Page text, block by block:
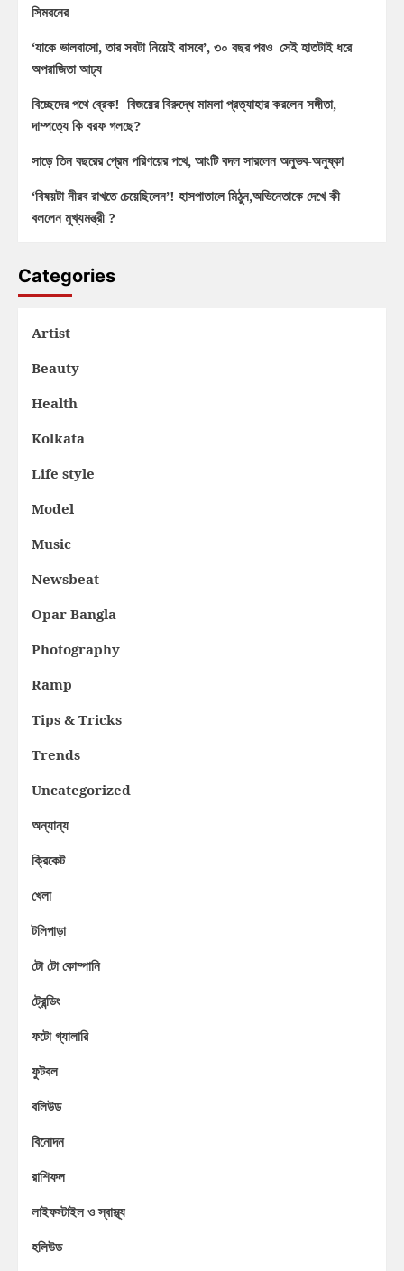
সিমরনের
‘যাকে ভালবাসো, তার সবটা নিয়েই বাসবে’, ৩০ বছর পরও সেই হাতটাই ধরে
অপরাজিতা আঢ্য
বিচ্ছেদের পথে ব্রেক! বিজয়ের বিরুদ্ধে মামলা প্রত্যাহার করলেন সঙ্গীতা,
দাম্পত্যে কি বরফ গলছে?
সাড়ে তিন বছরের প্রেম পরিণয়ের পথে, আংটি বদল সারলেন অনুভব-অনুষ্কা
‘বিষয়টা নীরব রাখতে চেয়েছিলেন’! হাসপাতালে মিঠুন,অভিনেতাকে দেখে কী
বললেন মুখ্যমন্ত্রী ?
Categories
Artist
Beauty
Health
Kolkata
Life style
Model
Music
Newsbeat
Opar Bangla
Photography
Ramp
Tips & Tricks
Trends
Uncategorized
অন্যান্য
ক্রিকেট
খেলা
টলিপাড়া
টো টো কোম্পানি
ট্রেন্ডিং
ফটো গ্যালারি
ফুটবল
বলিউড
বিনোদন
রাশিফল
লাইফস্টাইল ও স্বাস্থ্য
হলিউড